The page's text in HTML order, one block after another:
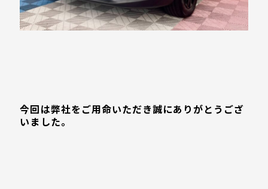
今回は弊社をご用命いただき誠にありがとうござ
いました。